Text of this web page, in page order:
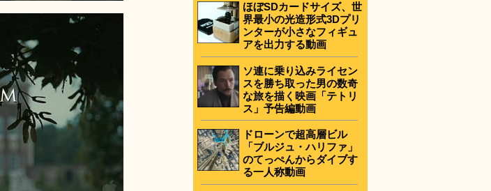
ほぼSDカードサイズ、世
界最小の光造形式3Dプリ
ンターが小さなフィギュ
アを出力する動画
ソ連に乗り込みライセン
スを勝ち取った男の数奇
な旅を描く映画「テトリ
ス」予告編動画
ドローンで超高層ビル
「ブルジュ・ハリファ」
のてっぺんからダイブす
る一人称動画